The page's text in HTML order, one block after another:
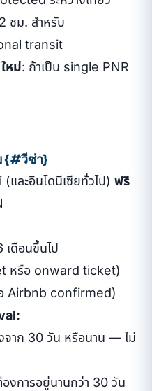
ชม. สำหรับ
transit
หม่: ถ้าเป็น single PNR
{#วีซ่า}
และอินโดนีเซียทั่วไป) ฟรี
เดือนขึ้นไป
หรือ onward ticket)
Airbnb confirmed)
จาก 30 วัน หรือนาน — ไม่
องการอยู่นานกว่า 30 วัน